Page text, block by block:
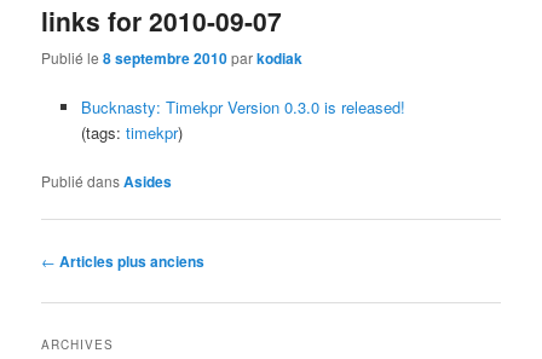
links for 2010-09-07
Publié le8 septembre 2010parkodiak
Bucknasty: Timekpr Version 0.3.0 is released!
(tags: timekpr)
Publié dansAsides
Navigation
articles
← Articles plus anciens
ARCHIVES